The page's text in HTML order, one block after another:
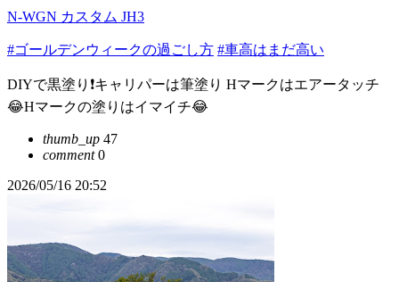
N-WGN カスタム JH3
#ゴールデンウィークの過ごし方 #車高はまだ高い
DIYで黒塗り❗️キャリパーは筆塗り Hマークはエアータッチ
😂Hマークの塗りはイマイチ😂
thumb_up 47
comment0
2026/05/16 20:52